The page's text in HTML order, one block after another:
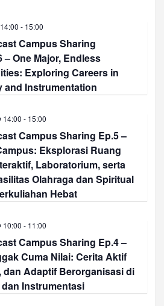
t
s
S
r
c
h
a
d
V
i
e
N
v
t
i
- 15:00
Campus Sharing
– One Major, Endless
Exploring Careers in
and Instrumentation
14:00 - 15:00
Campus Sharing Ep.5 –
Eksplorasi Ruang
Laboratorium, serta
Olahraga dan Spiritual
Hebat
10:00 - 11:00
Campus Sharing Ep.4 –
Cuma Nilai: Cerita Aktif
dan Adaptif Berorganisasi di
Instrumentasi